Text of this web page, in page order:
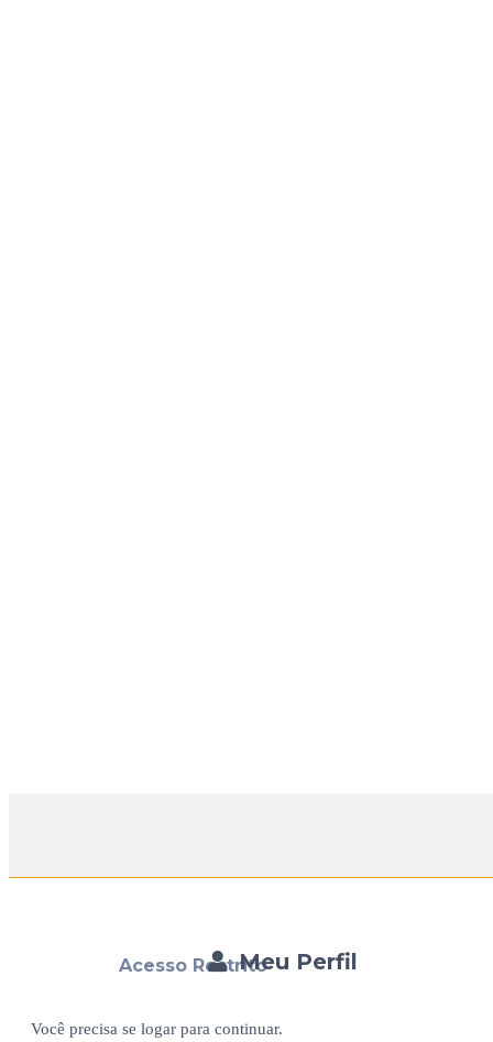
Meu Perfil
Acesso Restrito
Você precisa se logar para continuar.